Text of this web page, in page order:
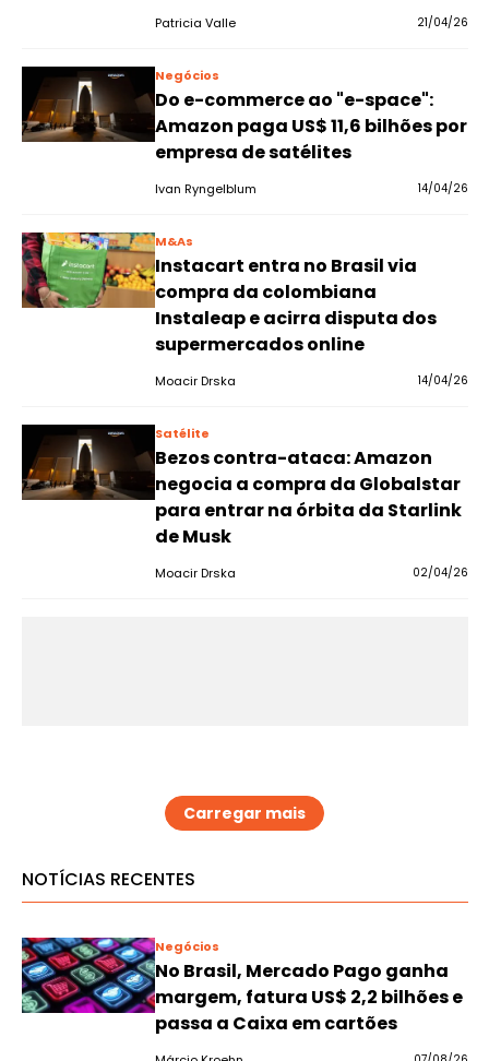
Patricia Valle 21/04/26
Negócios
Do e-commerce ao "e-space":
Amazon paga US$ 11,6 bilhões por
empresa de satélites
Ivan Ryngelblum 14/04/26
M&As
Instacart entra no Brasil via
compra da colombiana
Instaleap e acirra disputa dos
supermercados online
Moacir Drska 14/04/26
Satélite
Bezos contra-ataca: Amazon
negocia a compra da Globalstar
para entrar na órbita da Starlink
de Musk
Moacir Drska 02/04/26
Carregar mais
NOTÍCIAS RECENTES
Negócios
No Brasil, Mercado Pago ganha
margem, fatura US$ 2,2 bilhões e
passa a Caixa em cartões